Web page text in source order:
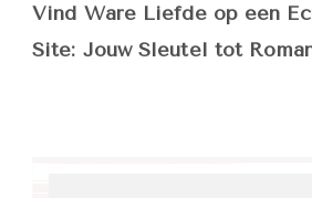
Vind Ware Liefde op een
Site: Jouw Sleutel tot